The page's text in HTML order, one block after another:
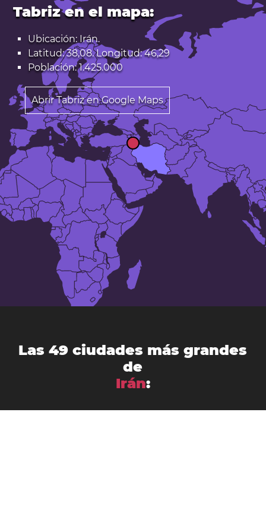
Tabriz en el mapa:
Ubicación: Irán.
Latitud: 38,08. Longitud: 46,29
Población: 1.425.000
Abrir Tabriz en Google Maps
Las 49 ciudades más grandes
de
Irán: